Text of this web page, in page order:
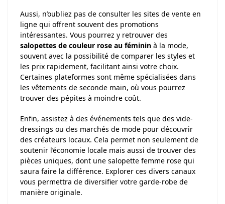
Aussi, n’oubliez pas de consulter les sites de vente en
ligne qui offrent souvent des promotions
intéressantes. Vous pourrez y retrouver des
salopettes de couleur rose au féminin à la mode,
souvent avec la possibilité de comparer les styles et
les prix rapidement, facilitant ainsi votre choix.
Certaines plateformes sont même spécialisées dans
les vêtements de seconde main, où vous pourrez
trouver des pépites à moindre coût.
Enfin, assistez à des événements tels que des vide-
dressings ou des marchés de mode pour découvrir
des créateurs locaux. Cela permet non seulement de
soutenir l’économie locale mais aussi de trouver des
pièces uniques, dont une salopette femme rose qui
saura faire la différence. Explorer ces divers canaux
vous permettra de diversifier votre garde-robe de
manière originale.